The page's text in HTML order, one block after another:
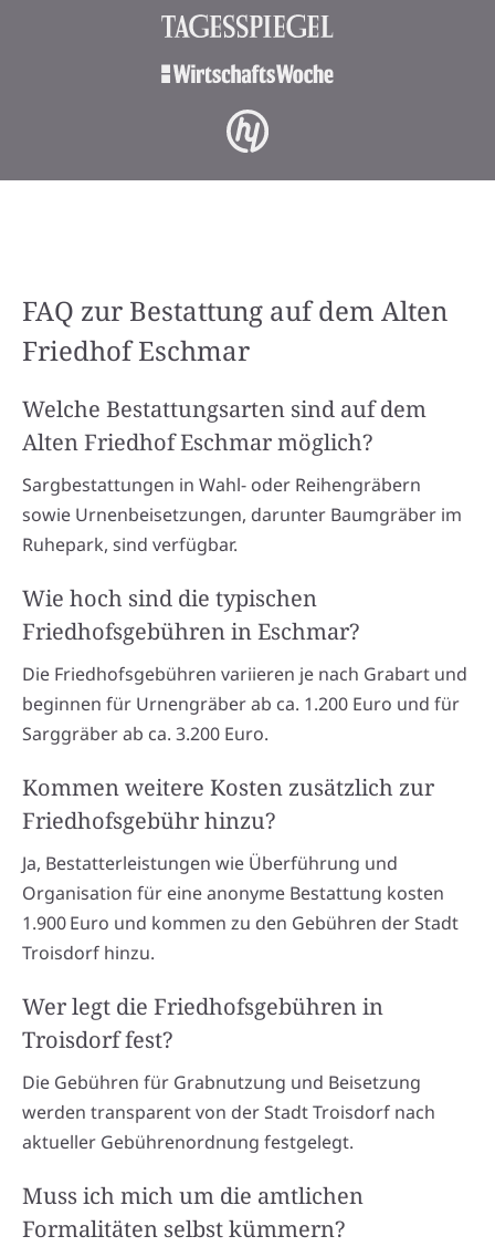
FAQ zur Bestattung auf dem Alten
Friedhof Eschmar
Welche Bestattungsarten sind auf dem
Alten Friedhof Eschmar möglich?
Sargbestattungen in Wahl- oder Reihengräbern
sowie Urnenbeisetzungen, darunter Baumgräber im
Ruhepark, sind verfügbar.
Wie hoch sind die typischen
Friedhofsgebühren in Eschmar?
Die Friedhofsgebühren variieren je nach Grabart und
beginnen für Urnengräber ab ca. 1.200 Euro und für
Sarggräber ab ca. 3.200 Euro.
Kommen weitere Kosten zusätzlich zur
Friedhofsgebühr hinzu?
Ja, Bestatterleistungen wie Überführung und
Organisation für eine anonyme Bestattung kosten
1.900 Euro und kommen zu den Gebühren der Stadt
Troisdorf hinzu.
Wer legt die Friedhofsgebühren in
Troisdorf fest?
Die Gebühren für Grabnutzung und Beisetzung
werden transparent von der Stadt Troisdorf nach
aktueller Gebührenordnung festgelegt.
Muss ich mich um die amtlichen
Formalitäten selbst kümmern?